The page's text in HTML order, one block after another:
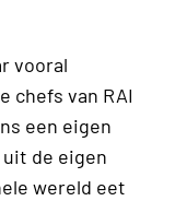
vooral
chefs van RAI
een eigen
de eigen
wereld eet